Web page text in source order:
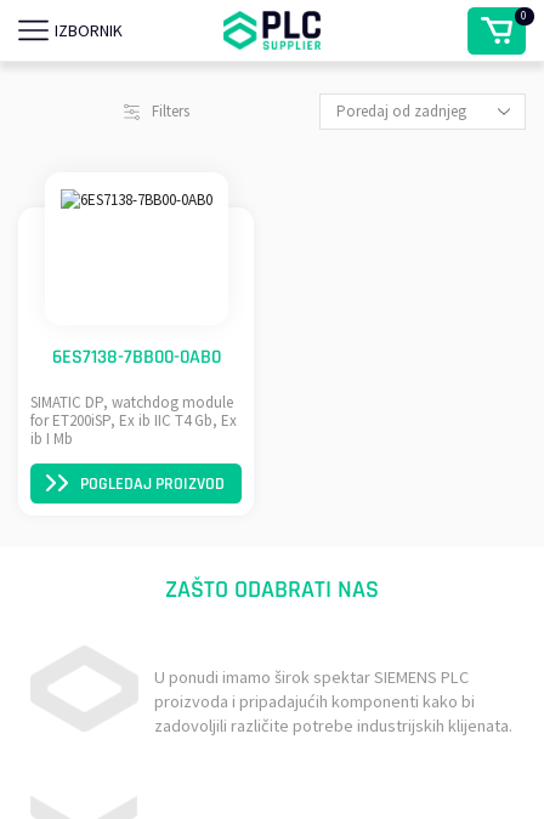
IZBORNIK
0
Filters
6ES7138-7BB00-0AB0
SIMATIC DP, watchdog module
for ET200iSP, Ex ib IIC T4 Gb, Ex
ib I Mb
POGLEDAJ PROIZVOD
ZAŠTO ODABRATI NAS
U ponudi imamo širok spektar SIEMENS PLC
proizvoda i pripadajućih komponenti kako bi
zadovoljili različite potrebe industrijskih klijenata.